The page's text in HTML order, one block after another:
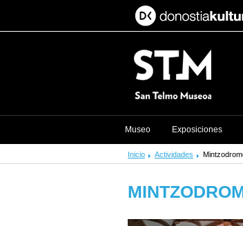
Inicio Actividades
Museo Exposiciones